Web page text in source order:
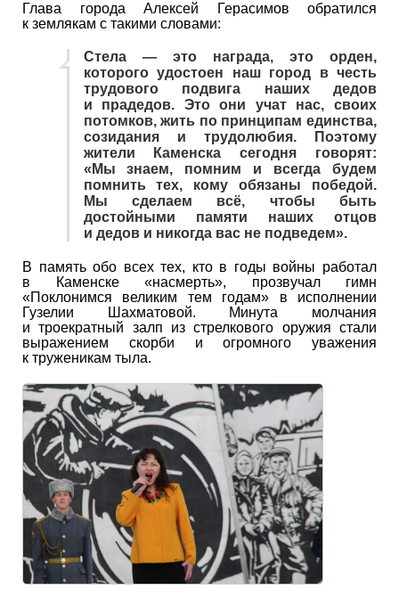
Глава города Алексей Герасимов обратился
к землякам с такими словами:
Стела — это награда, это орден,
которого удостоен наш город в честь
трудового подвига наших дедов
и прадедов. Это они учат нас, своих
потомков, жить по принципам единства,
созидания и трудолюбия. Поэтому
жители Каменска сегодня говорят:
«Мы знаем, помним и всегда будем
помнить тех, кому обязаны победой.
Мы сделаем всё, чтобы быть
достойными памяти наших отцов
и дедов и никогда вас не подведем».
В память обо всех тех, кто в годы войны работал
в Каменске «насмерть», прозвучал гимн
«Поклонимся великим тем годам» в исполнении
Гузелии Шахматовой. Минута молчания
и троекратный залп из стрелкового оружия стали
выражением скорби и огромного уважения
к труженикам тыла.